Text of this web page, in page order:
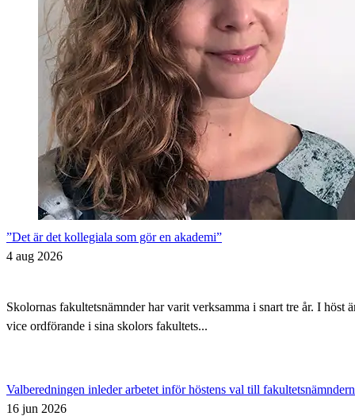
”Det är det kollegiala som gör en akademi”
4 aug 2026
Skolornas fakultetsnämnder har varit verksamma i snart tre år. I
vice ordförande i sina skolors fakultets...
Valberedningen inleder arbetet inför höstens val till
16 jun 2026